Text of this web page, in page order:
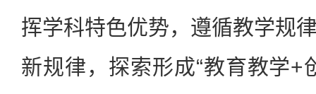
挥学科特色优势，遵循教学规
新规律，探索形成“教育教学+